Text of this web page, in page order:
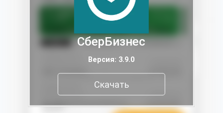
СберБизнес
Версия: 3.9.0
Скачать